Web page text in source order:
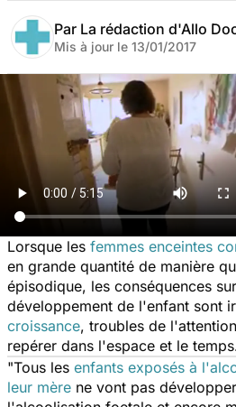
Par La rédaction d'Allo
Mis à jour le 13/01/2017
Lorsque les femmes enceintes
en grande quantité de manière
épisodique, les conséquences
développement de l'enfant sont
croissance, troubles de
repérer dans l'espace et le
"Tous les enfants exposés à
leur mère ne vont pas